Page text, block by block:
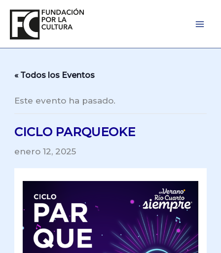
contenido
« Todos los Eventos
Este evento ha pasado.
CICLO PARQUEOKE
enero 12, 2025